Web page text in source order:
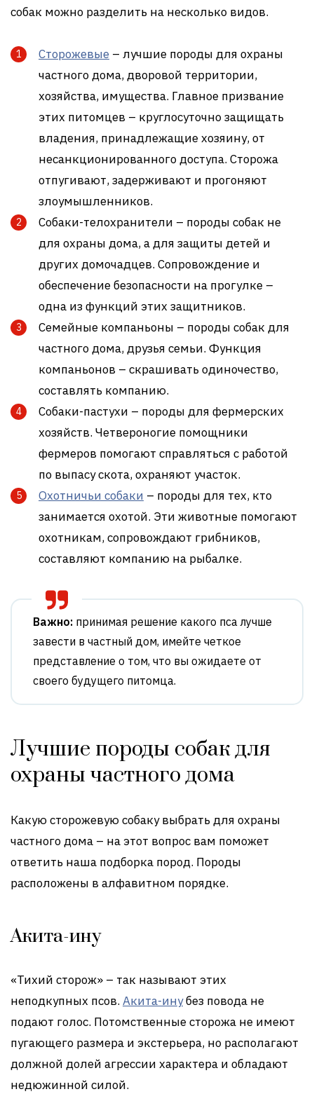
собак можно разделить на несколько видов.
Сторожевые – лучшие породы для охраны
частного дома, дворовой территории,
хозяйства, имущества. Главное призвание
этих питомцев – круглосуточно защищать
владения, принадлежащие хозяину, от
несанкционированного доступа. Сторожа
отпугивают, задерживают и прогоняют
злоумышленников.
Собаки-телохранители – породы собак не
для охраны дома, а для защиты детей и
других домочадцев. Сопровождение и
обеспечение безопасности на прогулке –
одна из функций этих защитников.
Семейные компаньоны – породы собак для
частного дома, друзья семьи. Функция
компаньонов – скрашивать одиночество,
составлять компанию.
Собаки-пастухи – породы для фермерских
хозяйств. Четвероногие помощники
фермеров помогают справляться с работой
по выпасу скота, охраняют участок.
Охотничьи собаки – породы для тех, кто
занимается охотой. Эти животные помогают
охотникам, сопровождают грибников,
составляют компанию на рыбалке.
Важно: принимая решение какого пса лучше
завести в частный дом, имейте четкое
представление о том, что вы ожидаете от
своего будущего питомца.
Лучшие породы собак для
охраны частного дома
Какую сторожевую собаку выбрать для охраны
частного дома – на этот вопрос вам поможет
ответить наша подборка пород. Породы
расположены в алфавитном порядке.
Акита-ину
«Тихий сторож» – так называют этих
неподкупных псов. Акита-инубез повода не
подают голос. Потомственные сторожа не имеют
пугающего размера и экстерьера, но располагают
должной долей агрессии характера и обладают
недюжинной силой.